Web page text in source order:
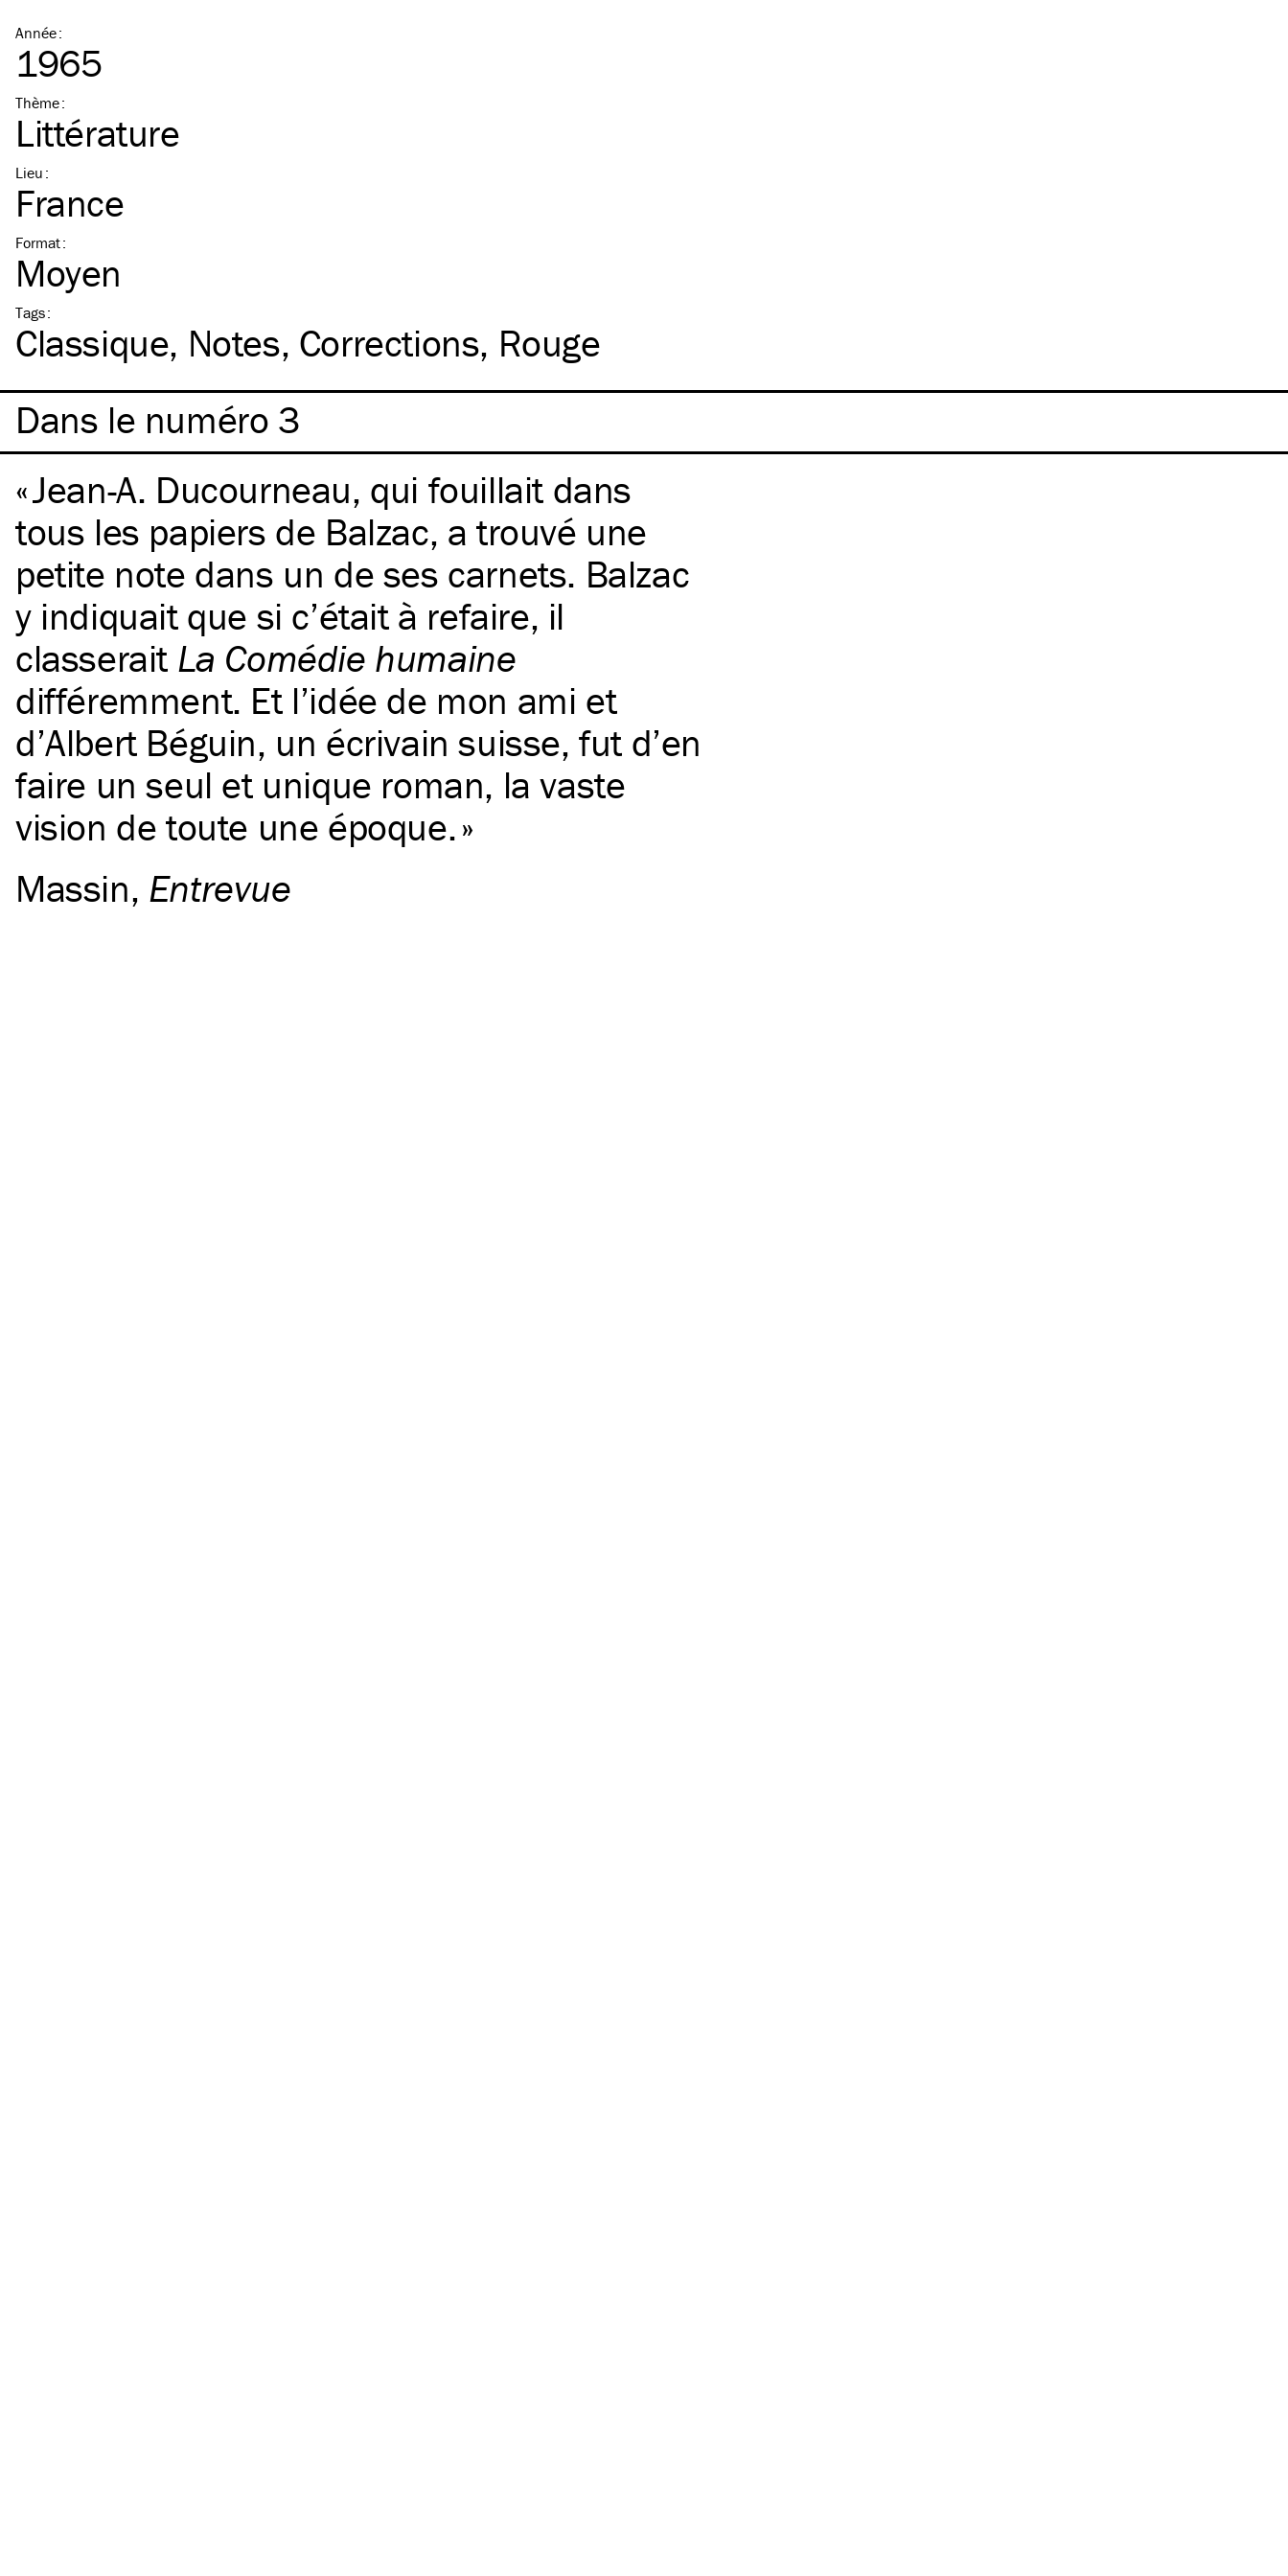
Année:
1965
Thème:
Littérature
Lieu :
France
Format:
Moyen
Tags:
Classique Notes Corrections Rouge
Dans le numéro 3
Jean-A. Ducourneau, qui fouillait dans
tous les papiers de Balzac, a trouvé une
petite note dans un de ses carnets. Balzac
y indiquait que si c’était à refaire, il
classerait La Comédie humaine
différemment. Et l’idée de mon ami et
d’Albert Béguin, un écrivain suisse, fut d’en
faire un seul et unique roman, la vaste
vision de toute une époque.
Massin, Entrevue